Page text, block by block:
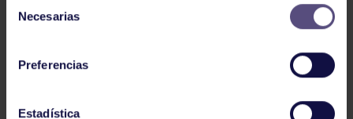
Necesarias
Preferencias
Estadística